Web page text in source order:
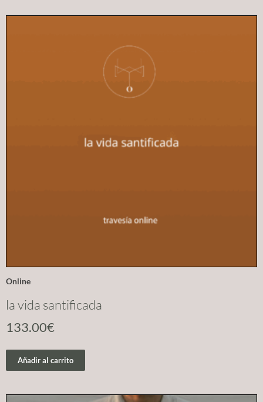
Online
la vida santificada
133.00€
Añadir al carrito